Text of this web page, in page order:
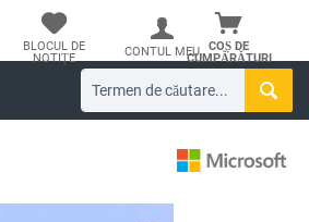
COȘ DE
CUMPĂRĂTURI
BLOCUL DE
NOTIȚE
CONTUL MEU